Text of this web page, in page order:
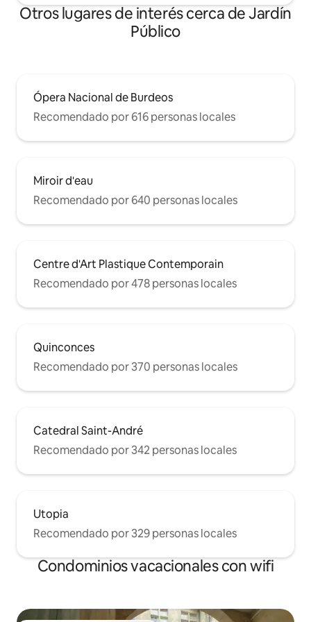
apartamento, así como transporte al
aeropuerto, taxis y aparcamientos
públicos. Estará a 10 minutos en tranvía
para hacer fiestas.
Otros lugares de interés cerca de Jardín
Público
Ópera Nacional de Burdeos
Recomendado por 616 personas locales
Miroir d'eau
Recomendado por 640 personas locales
Centre d'Art Plastique Contemporain
Recomendado por 478 personas locales
Quinconces
Recomendado por 370 personas locales
Catedral Saint-André
Recomendado por 342 personas locales
Utopia
Recomendado por 329 personas locales
Condominios vacacionales con wifi